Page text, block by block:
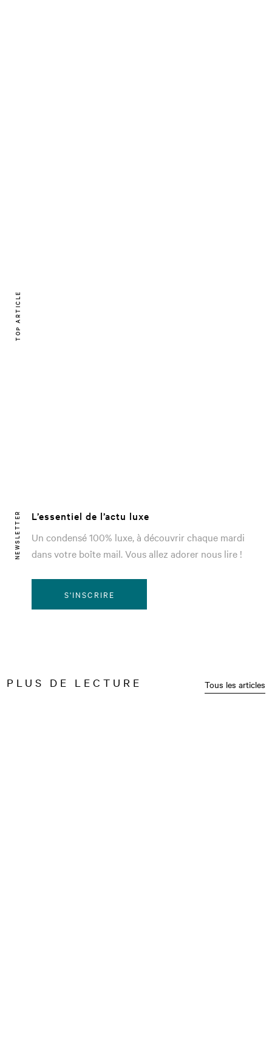
TOP ARTICLE
NEWSLETTER
L’essentiel de l’actu luxe
Un condensé 100% luxe, à découvrir chaque mardi
dans votre boîte mail. Vous allez adorer nous lire !
S'INSCRIRE
PLUS DE LECTURE Tous les articles